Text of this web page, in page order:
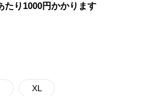
たり 1000円かかります
XL